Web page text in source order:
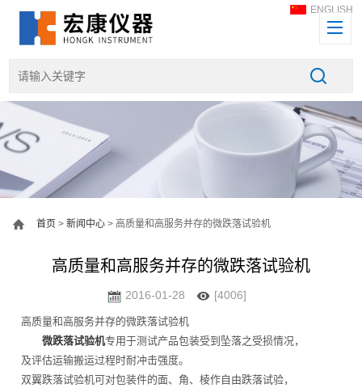
ENGLISH
首页 >新闻中心 > 高质量和高服务并存的微跌落试验机
高质量和高服务并存的微跌落试验机
2016-01-28 [4006]
高质量和高服务并存的微跌落试验机
微跌落试验机专用于测试产品包装受到坠落之受损情况，
及评估运输搬运过程时耐冲击强度。
双翼跌落试验机可对包装件的面、角、棱作自由跌落试验，